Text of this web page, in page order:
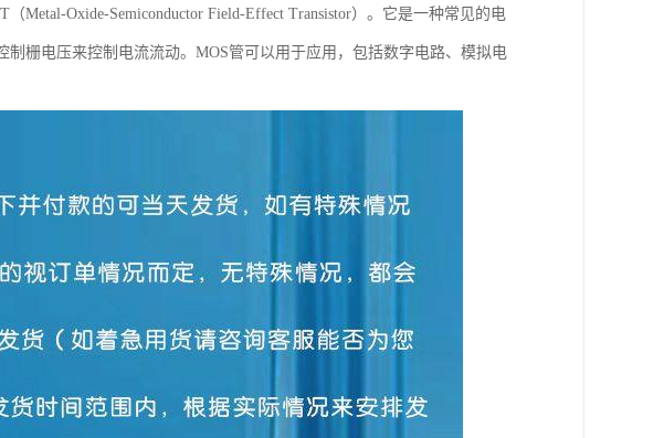
Metal-Oxide-Semiconductor Field-Effect Transistor）。它是一种常见的电
栅电压来控制电流流动。MOS管可以用于应用，包括数字电路、模拟电